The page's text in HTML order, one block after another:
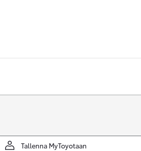
Tallenna MyToyotaan